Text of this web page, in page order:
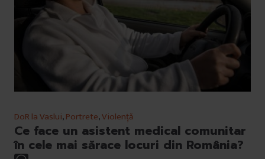
DoR la Vaslui,Portrete,Violență
Ce face un asistent medical comunitar
în cele mai sărace locuri din România?